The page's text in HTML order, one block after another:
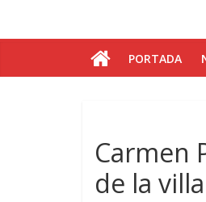
PORTADA
Carmen
de la